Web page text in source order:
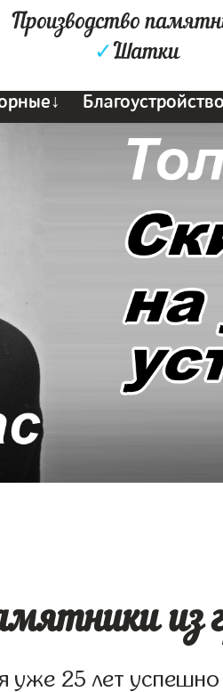
Производство
✓Шатки
уже 25 лет успешно